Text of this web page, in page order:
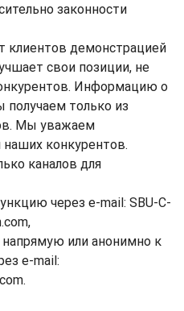
законности
клиентов демонстрацией
свои позиции, не
Информацию о
получаем только из
Мы уважаем
конкурентов.
каналов для
через e-mail: SBU-C-
или анонимно к
e-mail: